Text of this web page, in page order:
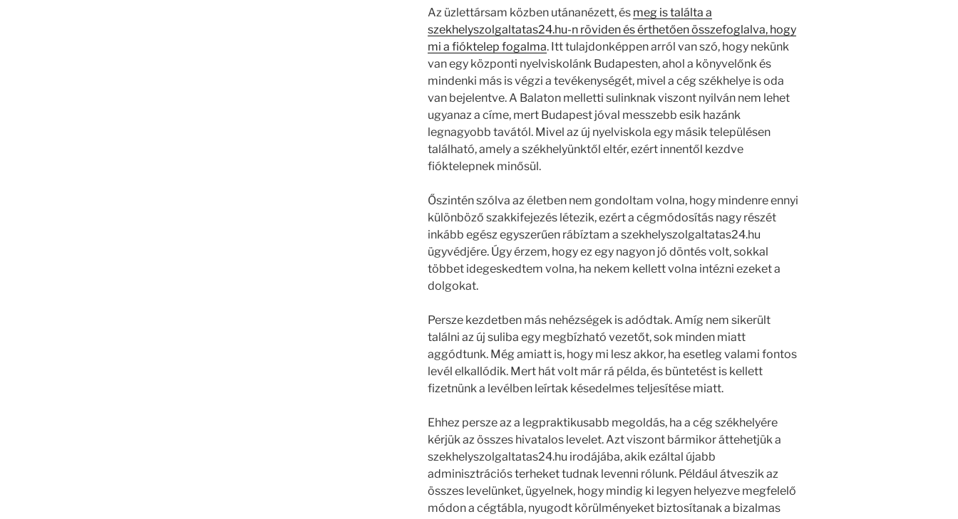
Az üzlettársam közben utánanézett, és meg is találta a
szekhelyszolgaltatas24.hu-n röviden és érthetően összefoglalva, hogy
mi a fióktelep fogalma. Itt tulajdonképpen arról van szó, hogy nekünk
van egy központi nyelviskolánk Budapesten, ahol a könyvelőnk és
mindenki más is végzi a tevékenységét, mivel a cég székhelye is oda
van bejelentve. A Balaton melletti sulinknak viszont nyilván nem lehet
ugyanaz a címe, mert Budapest jóval messzebb esik hazánk
legnagyobb tavától. Mivel az új nyelviskola egy másik településen
található, amely a székhelyünktől eltér, ezért innentől kezdve
fióktelepnek minősül.
Őszintén szólva az életben nem gondoltam volna, hogy mindenre ennyi
különböző szakkifejezés létezik, ezért a cégmódosítás nagy részét
inkább egész egyszerűen rábíztam a szekhelyszolgaltatas24.hu
ügyvédjére. Úgy érzem, hogy ez egy nagyon jó döntés volt, sokkal
többet idegeskedtem volna, ha nekem kellett volna intézni ezeket a
dolgokat.
Persze kezdetben más nehézségek is adódtak. Amíg nem sikerült
találni az új suliba egy megbízható vezetőt, sok minden miatt
aggódtunk. Még amiatt is, hogy mi lesz akkor, ha esetleg valami fontos
levél elkallódik. Mert hát volt már rá példa, és büntetést is kellett
fizetnünk a levélben leírtak késedelmes teljesítése miatt.
Ehhez persze az a legpraktikusabb megoldás, ha a cég székhelyére
kérjük az összes hivatalos levelet. Azt viszont bármikor áttehetjük a
szekhelyszolgaltatas24.hu irodájába, akik ezáltal újabb
adminisztrációs terheket tudnak levenni rólunk. Például átveszik az
összes levelünket, ügyelnek, hogy mindig ki legyen helyezve megfelelő
módon a cégtábla, nyugodt körülményeket biztosítanak a bizalmas